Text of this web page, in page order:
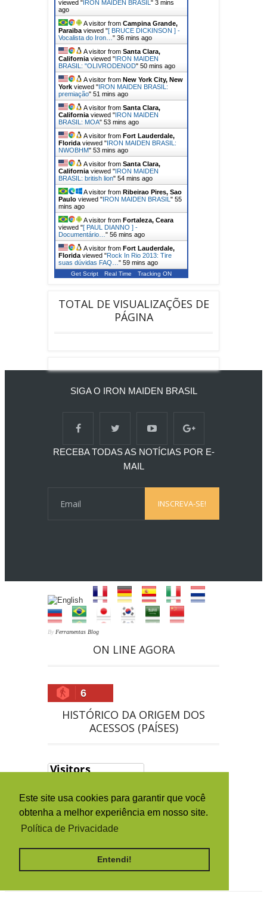
Este site usa cookies para garantir que você
obtenha a melhor experiência em nosso site.
Política de Privacidade
Entendi!
viewed "IRON MAIDEN BRASIL " 3 mins
ago
A visitor from Campina Grande,
Paraiba viewed "[ BRUCE DICKINSON ] -
Vocalista do Iron… " 36 mins ago
A visitor from Santa Clara,
California viewed "IRON MAIDEN
BRASIL: "OLIVRODENOD" 51 mins ago
A visitor from New York City, New
York viewed "IRON MAIDEN BRASIL:
premiação" 51 mins ago
A visitor from Santa Clara,
California viewed "IRON MAIDEN
BRASIL: MOA" 53 mins ago
A visitor from Fort Lauderdale,
Florida viewed "IRON MAIDEN BRASIL:
NWOBHM" 53 mins ago
A visitor from Santa Clara,
California viewed "IRON MAIDEN
BRASIL: british lion" 54 mins ago
A visitor from Ribeirao Pires, Sao
Paulo viewed "IRON MAIDEN BRASIL " 55
mins ago
A visitor from Fortaleza, Ceara
viewed "[ PAUL DIANNO ] -
Documentário… " 56 mins ago
A visitor from Fort Lauderdale,
Florida viewed "Rock In Rio 2013: Tire
suas dúvidas FAQ… " 59 mins ago
Get Script Real Time Tracking ON
TOTAL DE VISUALIZAÇÕES DE
PÁGINA
SIGA O IRON MAIDEN BRASIL
RECEBA TODAS AS NOTÍCIAS POR E-
MAIL
By Ferramentas Blog
ON LINE AGORA
6
HISTÓRICO DA ORIGEM DOS
ACESSOS (PAÍSES)